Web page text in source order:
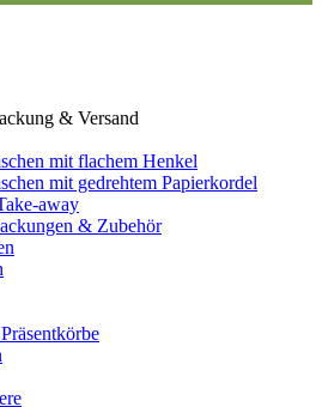
& Versand
mit flachem Henkel
mit gedrehtem Papierkordel
away
& Zubehör